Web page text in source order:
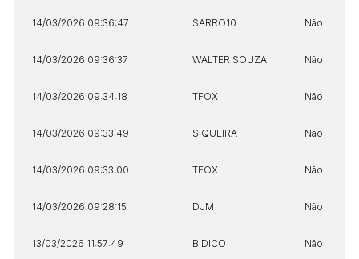
14/03/2026 09:36:47 SARRO10 Não
14/03/2026 09:36:37 WALTER SOUZA Não
14/03/2026 09:34:18 TFOX Não
14/03/2026 09:33:49 SIQUEIRA Não
14/03/2026 09:33:00 TFOX Não
14/03/2026 09:28:15 DJM Não
13/03/2026 11:57:49 BIDICO Não